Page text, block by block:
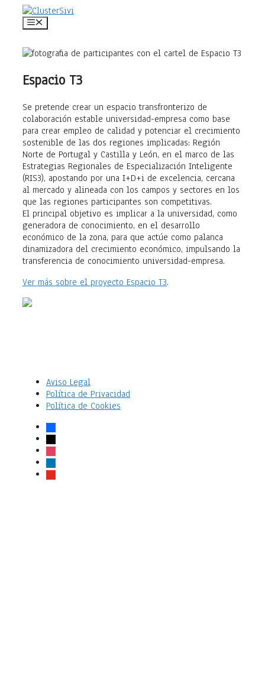
Saltar
Menú
Espacio T3
Se pretende crear un espacio transfronterizo de
colaboración estable universidad-empresa como base
para crear empleo de calidad y potenciar el crecimiento
sostenible de las dos regiones implicadas: Región
Norte de Portugal y Castilla y León, en el marco de las
Estrategias Regionales de Especialización Inteligente
(RIS3), apostando por una I+D+i de excelencia, cercana
al mercado y alineada con los campos y sectores en los
que las regiones participantes son competitivas.
El principal objetivo es implicar a la universidad, como
generadora de conocimiento, en el desarrollo
económico de la zona, para que actúe como palanca
dinamizadora del crecimiento económico, impulsando la
transferencia de conocimiento universidad-empresa.
Ver más sobre el proyecto Espacio T3.
Aviso Legal
Política de Privacidad
Política de Cookies
facebook
x
instagram
linkedin
youtube